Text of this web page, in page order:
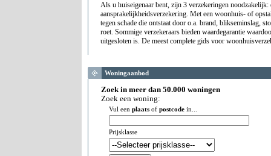
Als u huiseigenaar bent, zijn 3 verzekeringen
aansprakelijkheidsverzekering. Met een woonhuis- of
tegen schade die ontstaat door o.a. brand, blikseminslag,
roet. Sommige verzekeraars bieden waardegarantie
uitgesloten is. De meest complete gids voor
Woningaanbod
Zoek in meer dan 50.000 woningen
Zoek een woning:
Vul een plaats of postcode in...
Prijsklasse